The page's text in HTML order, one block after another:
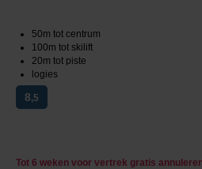
50m tot centrum
100m tot skilift
20m tot piste
logies
8,5
Tot 6 weken voor vertrek gratis